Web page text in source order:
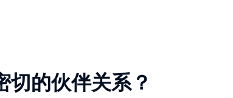
的伙伴关系？